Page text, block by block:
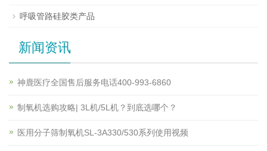
呼吸管路硅胶类产品
新闻资讯
神鹿医疗全国售后服务电话400-993-6860
制氧机选购攻略| 3L机/5L机？到底选哪个？
医用分子筛制氧机SL-3A330/530系列使用视频